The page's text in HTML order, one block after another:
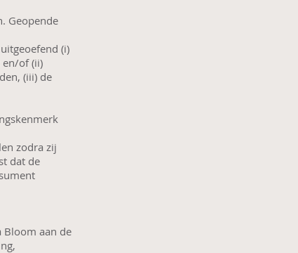
Geopende
(i)
en/of (ii)
(iii) de
zodra zij
dat de
Bloom aan de